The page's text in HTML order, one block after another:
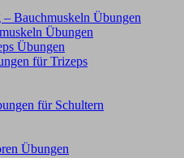
Bauchmuskeln Übungen
Übungen
Übungen
für Trizeps
für Schultern
Übungen